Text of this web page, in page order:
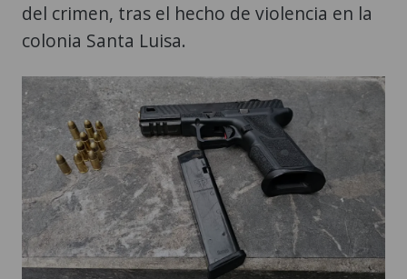
del crimen, tras el hecho de violencia en la
colonia Santa Luisa.